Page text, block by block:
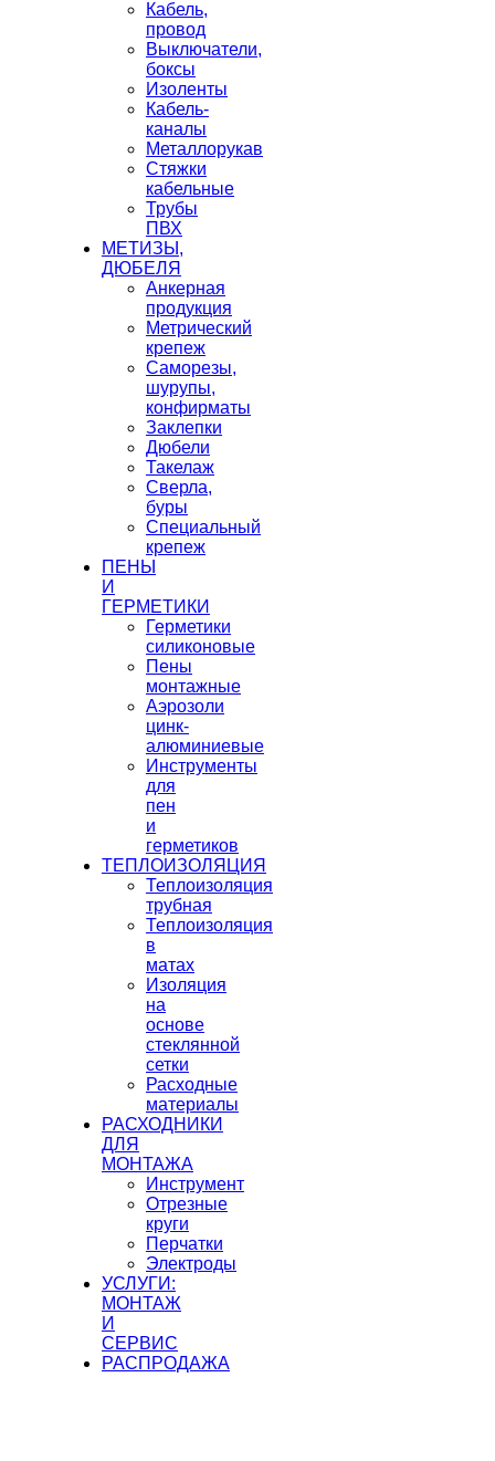
Кабель,
провод
Выключатели,
боксы
Изоленты
Кабель-
каналы
Металлорукав
Стяжки
кабельные
Трубы
ПВХ
МЕТИЗЫ,
ДЮБЕЛЯ
Анкерная
продукция
Метрический
крепеж
Саморезы,
шурупы,
конфирматы
Заклепки
Дюбели
Такелаж
Сверла,
буры
Специальный
крепеж
ПЕНЫ
И
ГЕРМЕТИКИ
Герметики
силиконовые
Пены
монтажные
Аэрозоли
цинк-
алюминиевые
Инструменты
для
пен
и
герметиков
ТЕПЛОИЗОЛЯЦИЯ
Теплоизоляция
трубная
Теплоизоляция
в
матах
Изоляция
на
основе
стеклянной
сетки
Расходные
материалы
РАСХОДНИКИ
ДЛЯ
МОНТАЖА
Инструмент
Отрезные
круги
Перчатки
Электроды
УСЛУГИ:
МОНТАЖ
И
СЕРВИС
РАСПРОДАЖА